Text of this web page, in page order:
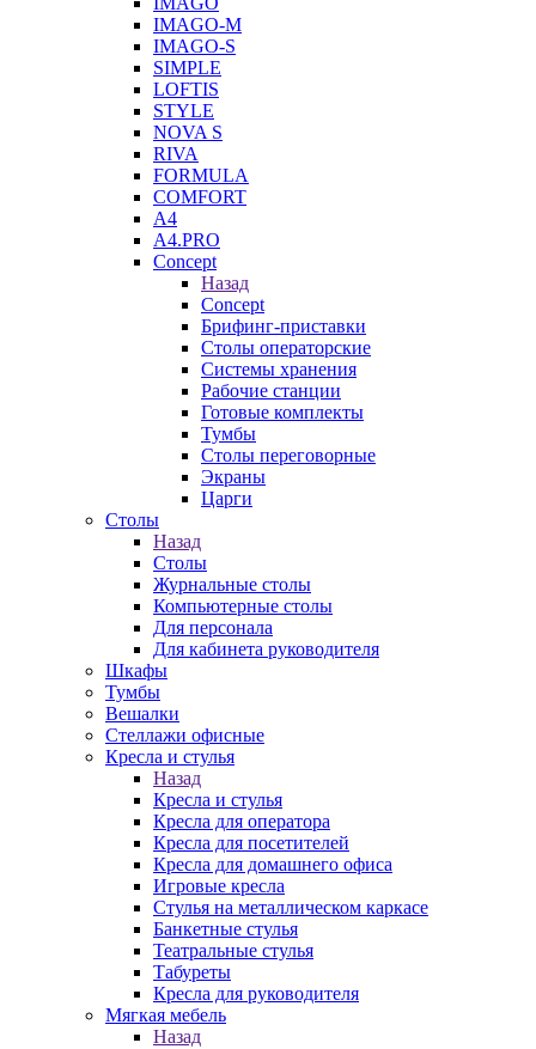
IMAGO-M
IMAGO-S
SIMPLE
LOFTIS
STYLE
NOVA S
RIVA
FORMULA
COMFORT
A4
A4.PRO
Concept
Назад
Concept
Брифинг-приставки
Столы операторские
Системы хранения
Рабочие станции
Готовые комплекты
Тумбы
Столы переговорные
Экраны
Царги
Столы
Назад
Столы
Журнальные столы
Компьютерные столы
Для персонала
Для кабинета руководителя
Шкафы
Тумбы
Вешалки
Стеллажи офисные
Кресла и стулья
Назад
Кресла и стулья
Кресла для оператора
Кресла для посетителей
Кресла для домашнего офиса
Игровые кресла
Стулья на металлическом каркасе
Банкетные стулья
Театральные стулья
Табуреты
Кресла для руководителя
Мягкая мебель
Назад